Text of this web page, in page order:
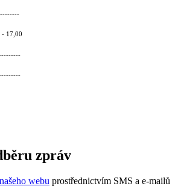
17,00
zpráv
webu prostřednictvím SMS a e-mailů